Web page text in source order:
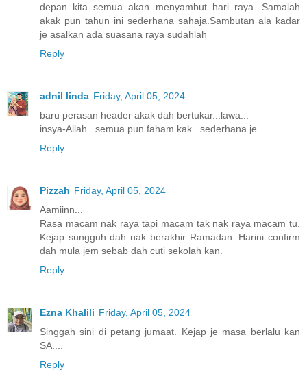
depan kita semua akan menyambut hari raya. Samalah
akak pun tahun ini sederhana sahaja.Sambutan ala kadar
je asalkan ada suasana raya sudahlah
Reply
adnil linda Friday, April 05, 2024
baru perasan header akak dah bertukar...lawa...
insya-Allah...semua pun faham kak...sederhana je
Reply
Pizzah Friday, April 05, 2024
Aamiinn...
Rasa macam nak raya tapi macam tak nak raya macam tu.
Kejap sungguh dah nak berakhir Ramadan. Harini confirm
dah mula jem sebab dah cuti sekolah kan.
Reply
Ezna Khalili Friday, April 05, 2024
Singgah sini di petang jumaat. Kejap je masa berlalu kan
SA....
Reply